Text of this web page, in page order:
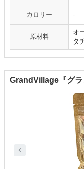
カロリー -
原材料
オ
タ
GrandVillage『グラ